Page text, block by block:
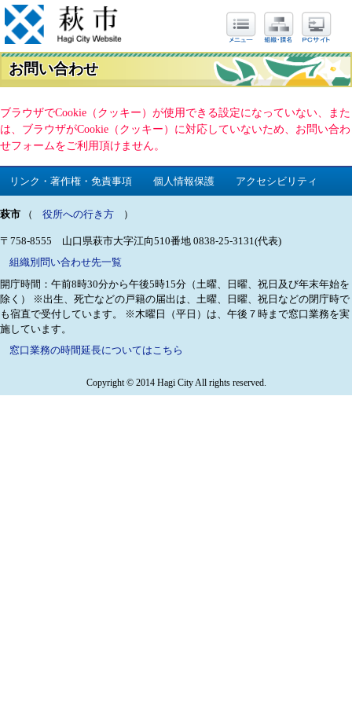
お問い合わせ
ブラウザでCookie（クッキー）が使用できる設定になっていない、また
は、ブラウザがCookie（クッキー）に対応していないため、お問い合わ
せフォームをご利用頂けません。
リンク・著作権・免責事項 個人情報保護 アクセシビリティ
萩市 （ 役所への行き方 ）
〒758-8555 山口県萩市大字江向510番地 0838-25-3131(代表)
組織別問い合わせ先一覧
開庁時間：午前8時30分から午後5時15分（土曜、日曜、祝日及び年末年始を
除く）
※出生、死亡などの戸籍の届出は、土曜、日曜、祝日などの閉庁時で
も宿直で受付しています。
※木曜日（平日）は、午後７時まで窓口業務を実
施しています。
窓口業務の時間延長についてはこちら
Copyright © 2014 Hagi City All rights reserved.